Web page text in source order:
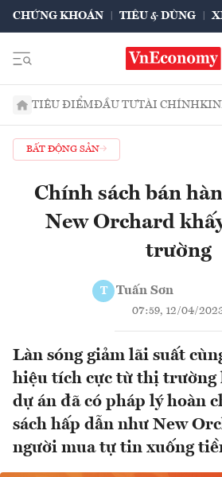
CHỨNG KHOÁN TIÊU & DÙNG
TIÊU ĐIỂMĐẦU TƯTÀI CHÍNH
BẤT ĐỘNG SẢN
Chính sách bán
New Orchard
trường
T Tuấn Sơn
07:59, 12/04/
Làn sóng giảm lãi suất
hiệu tích cực từ thị trường
dự án đã có pháp lý hoàn
sách hấp dẫn như New
người mua tự tin xuống